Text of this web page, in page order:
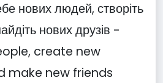
нових людей, створіть
нових друзів -
create new
make new friends